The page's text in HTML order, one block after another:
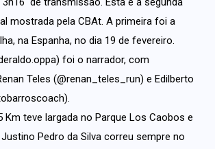
mostrada pela CBAt. A primeira foi a
na Espanha, no dia 19 de fevereiro.
foi o narrador, com
Teles (@renan_teles_run) e Edilberto
Km teve largada no Parque Los Caobos e
Pedro da Silva correu sempre no